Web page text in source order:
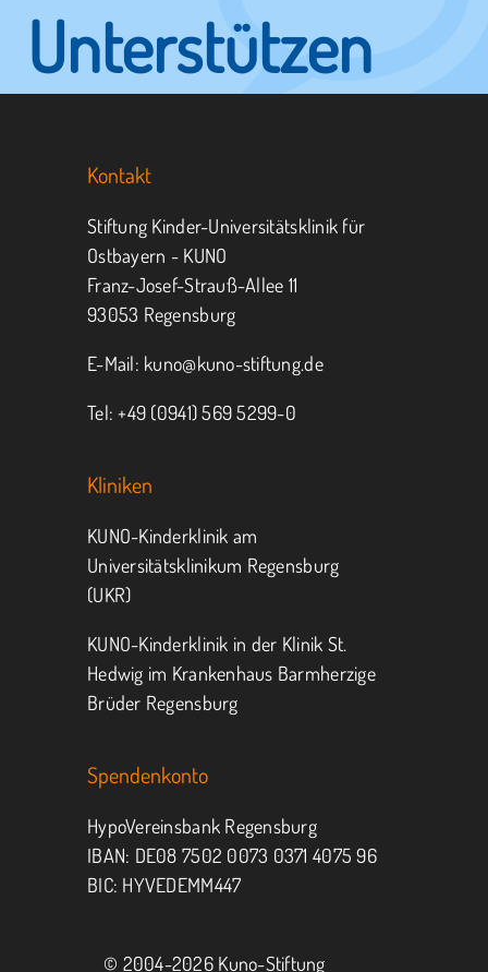
Unterstützen
Sie KUNO.
Jeder kann helfen.
MITMACHEN SPENDEN
Kontakt
Stiftung Kinder-Universitätsklinik für
Ostbayern - KUNO
Franz-Josef-Strauß-Allee 11
93053 Regensburg
E-Mail: kuno@kuno-stiftung.de
Tel: +49 (0941) 569 5299-0
Kliniken
KUNO-Kinderklinik am
Universitätsklinikum Regensburg
(UKR)
KUNO-Kinderklinik in der Klinik St.
Hedwig im Krankenhaus Barmherzige
Brüder Regensburg
Spendenkonto
HypoVereinsbank Regensburg
IBAN: DE08 7502 0073 0371 4075 96
BIC: HYVEDEMM447
© 2004-2026 Kuno-Stiftung